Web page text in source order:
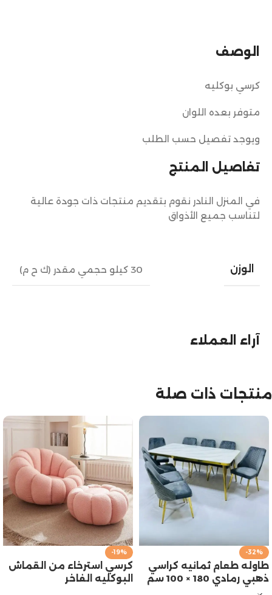
تفاصيل المنتج
في المنزل النادر نقوم بتقديم منتجات ذات جودة عالية
لتناسب جميع الأذواق
الوزن 30 كيلو حجمي مقدر (ك ح م)
الوصف
كرسي بوكليه
متوفر بعده اللوان
ويوجد تفصيل حسب الطلب
آراء العملاء
منتجات ذات صلة
-32%
طاوله طعام ثمانيه كراسي
ذهبي رمادي 180 × 100 سم
-19%
كرسي استرخاء من القماش
البوكليه الفاخر